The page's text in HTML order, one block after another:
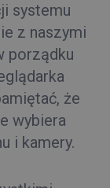
systemu
z naszymi
porządku
że
wybiera
i kamery.